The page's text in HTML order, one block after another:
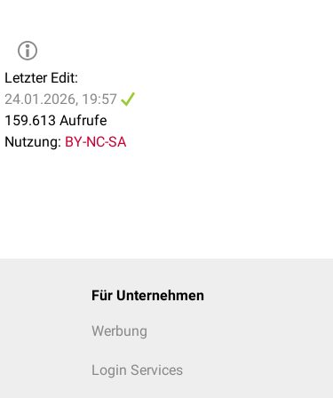
Letzter Edit:
24.01.2026, 19:57
159.613 Aufrufe
Nutzung: BY-NC-SA
Für Unternehmen
Werbung
Login Services